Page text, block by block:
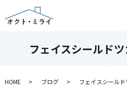
フェイスシールド
HOME ブログ フェイスシール